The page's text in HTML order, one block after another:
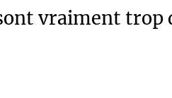
vraiment trop